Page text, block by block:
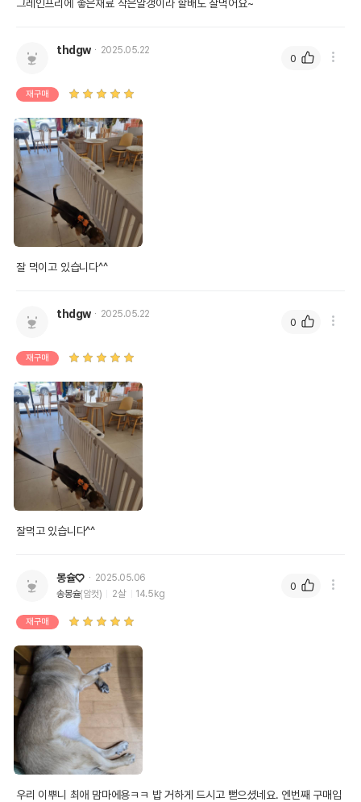
그레인프리에 좋은재료 작은알갱이라 할배도 잘먹어요~
thdgw 2025.05.22
재구매
잘 먹이고 있습니다^^
0
thdgw 2025.05.22
재구매
잘먹고 있습니다^^
0
몽슐♡
2025.05.06
송몽슐(암컷) 2살 14.5kg
재구매
우리 이뿌니 최애 맘마에용ㅋㅋ 밥 거하게 드시고 뻗으셨네요. 엔번째 구매입
0